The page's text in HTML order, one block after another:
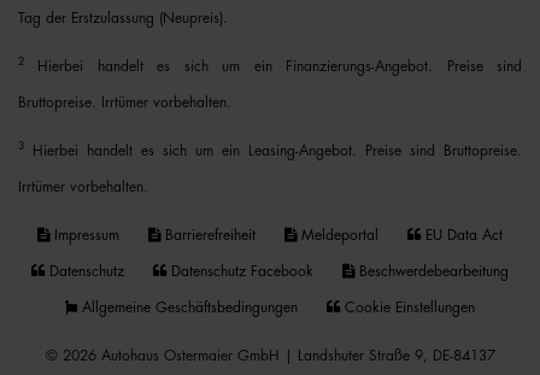
Tag der Erstzulassung (Neupreis).
2 Hierbei handelt es sich um ein Finanzierungs-Angebot. Preise sind
Bruttopreise. Irrtümer vorbehalten.
3 Hierbei handelt es sich um ein Leasing-Angebot. Preise sind Bruttopreise.
Irrtümer vorbehalten.
Impressum Barrierefreiheit Meldeportal EU Data Act
Datenschutz Datenschutz Facebook Beschwerdebearbeitung
Allgemeine Geschäftsbedingungen Cookie Einstellungen
© 2026 Autohaus Ostermaier GmbH | Landshuter Straße 9, DE-84137